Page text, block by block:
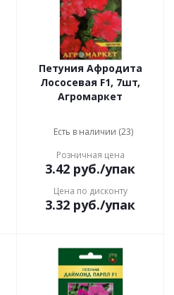
Петуния Афродита
Лососевая F1, 7шт,
Агромаркет
Есть в наличии (23)
Розничная цена
3.42 руб./упак
Цена по дисконту
3.32 руб./упак